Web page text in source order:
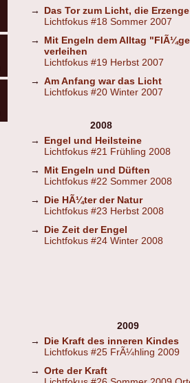
→
Das Tor zum Licht, die
Lichtfokus #18 Sommer 2007
→
Mit Engeln dem Alltag
verleihen
Lichtfokus #19 Herbst 2007
→ Am Anfang war das Licht
Lichtfokus #20 Winter 2007
2008
→
Engel und Heilsteine
Lichtfokus #21 Frühling 2008
→
Mit Engeln und Düften
Lichtfokus #22 Sommer 2008
→
Die HÃ¼ter der Natur
Lichtfokus #23 Herbst 2008
→
Die Zeit der Engel
Lichtfokus #24 Winter 2008
2009
→
Die Kraft des inneren Kindes
Lichtfokus #25 FrÃ¼hling 2009
→ Orte der Kraft